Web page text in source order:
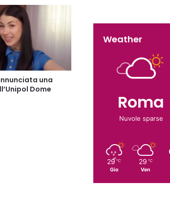
una
Dome
Weather
Roma
Nuvole sparse
29 ℃
Gio
29 ℃
Ven